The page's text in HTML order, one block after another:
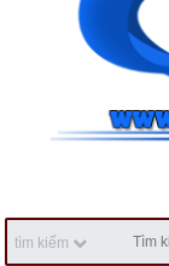
tìm kiếm